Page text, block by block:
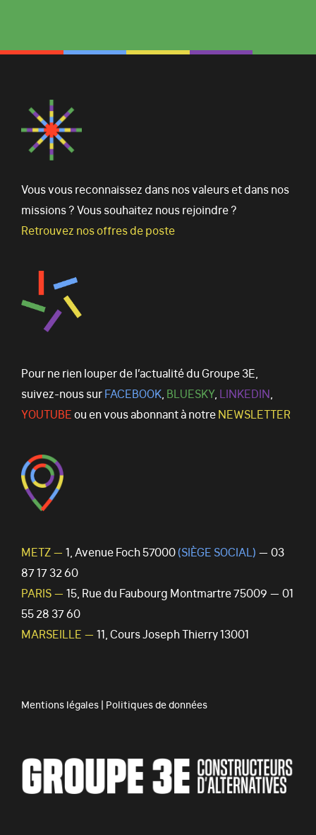
Vous vous reconnaissez dans nos valeurs et dans nos
missions ? Vous souhaitez nous rejoindre ?
Retrouvez nos offres de poste
Pour ne rien louper de l’actualité du Groupe 3E,
suivez-nous surFACEBOOK BLUESKY, LINKEDIN
YOUTUBEou en vous abonnant à notreNEWSLETTER
METZ — 1, Avenue Foch 57000(SIÈGE SOCIAL) — 03
87 17 32 60
PARIS — 15, Rue du Faubourg Montmartre 75009 — 01
55 28 37 60
MARSEILLE — 11, Cours Joseph Thierry 13001
Mentions légales| Politiques de données